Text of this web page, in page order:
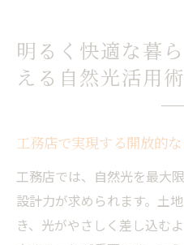
コツ
工務店の自然光活
開放感を生む工務
自然光が生み出す心
店の技
心地よさを高め
明るく快適な暮
える自然光活用術
工務店で実現する開放的
工務店では、自然光を最大
設計力が求められます。土
き、光がやさしく差し込む